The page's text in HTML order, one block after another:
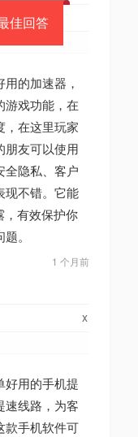
佳回答
的加速器，
游戏功能，在
，在这里玩家
朋友可以使用
全隐私、客户
现不错。它能
，有效保护你
。
1 个月前
x
好用的手机提
速线路，为客
款手机软件可